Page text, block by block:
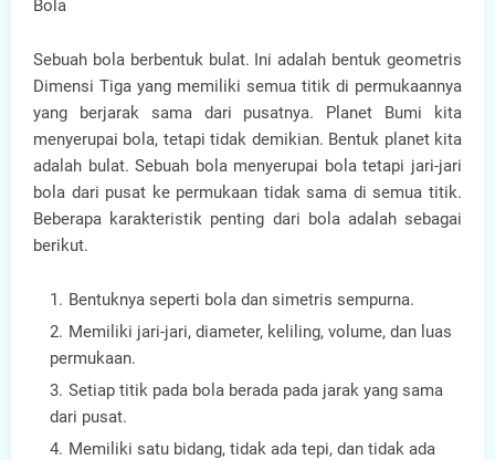
Bola
Sebuah bola berbentuk bulat. Ini adalah bentuk geometris
Dimensi Tiga yang memiliki semua titik di permukaannya
yang berjarak sama dari pusatnya. Planet Bumi kita
menyerupai bola, tetapi tidak demikian. Bentuk planet kita
adalah bulat. Sebuah bola menyerupai bola tetapi jari-jari
bola dari pusat ke permukaan tidak sama di semua titik.
Beberapa karakteristik penting dari bola adalah sebagai
berikut.
Bentuknya seperti bola dan simetris sempurna.
Memiliki jari-jari, diameter, keliling, volume, dan luas
permukaan.
Setiap titik pada bola berada pada jarak yang sama
dari pusat.
Memiliki satu bidang, tidak ada tepi, dan tidak ada